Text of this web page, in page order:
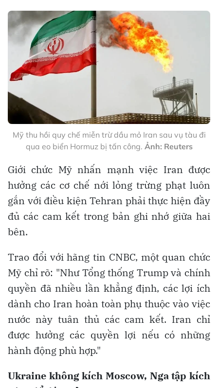
Mỹ thu hồi quy chế miễn trừ dầu mỏ Iran sau vụ tàu đi
qua eo biển Hormuz bị tấn công. Ảnh: Reuters
Giới chức Mỹ nhấn mạnh việc Iran được
hưởng các cơ chế nới lỏng trừng phạt luôn
gắn với điều kiện Tehran phải thực hiện đầy
đủ các cam kết trong bản ghi nhớ giữa hai
bên.
Trao đổi với hãng tin CNBC, một quan chức
Mỹ chỉ rõ: "Như Tổng thống Trump và chính
quyền đã nhiều lần khẳng định, các lợi ích
dành cho Iran hoàn toàn phụ thuộc vào việc
nước này tuân thủ các cam kết. Iran chỉ
được hưởng các quyền lợi nếu có những
hành động phù hợp."
Ukraine không kích Moscow, Nga tập kích